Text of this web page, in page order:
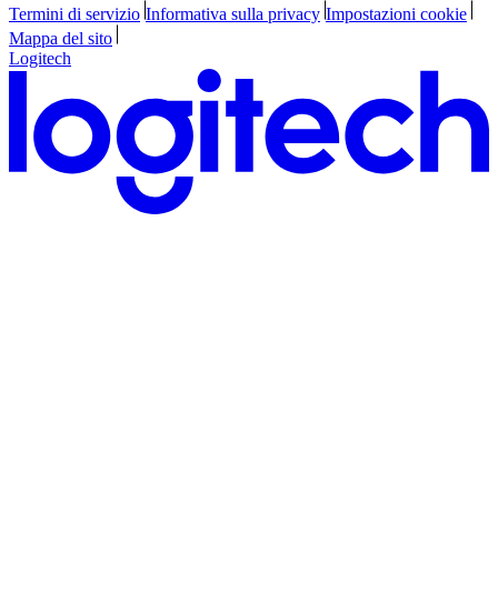
Termini di servizio Informativa sulla privacy Impostazioni cookie
Mappa del sito
Logitech